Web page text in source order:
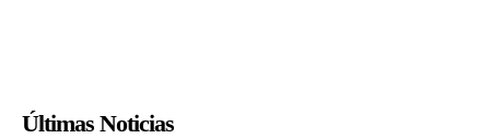
Últimas Noticias